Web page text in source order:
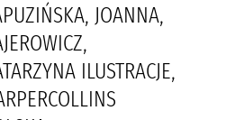
JOANNA,
ILUSTRACJE,